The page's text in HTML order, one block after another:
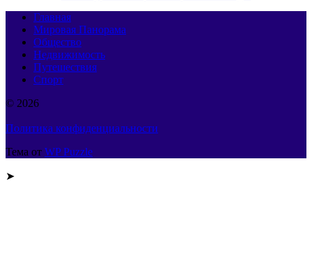
Главная
Мировая Панорама
Общество
Недвижимость
Путешествия
Спорт
© 2026
Политика конфиденциальности
Тема от WP Puzzle
➤